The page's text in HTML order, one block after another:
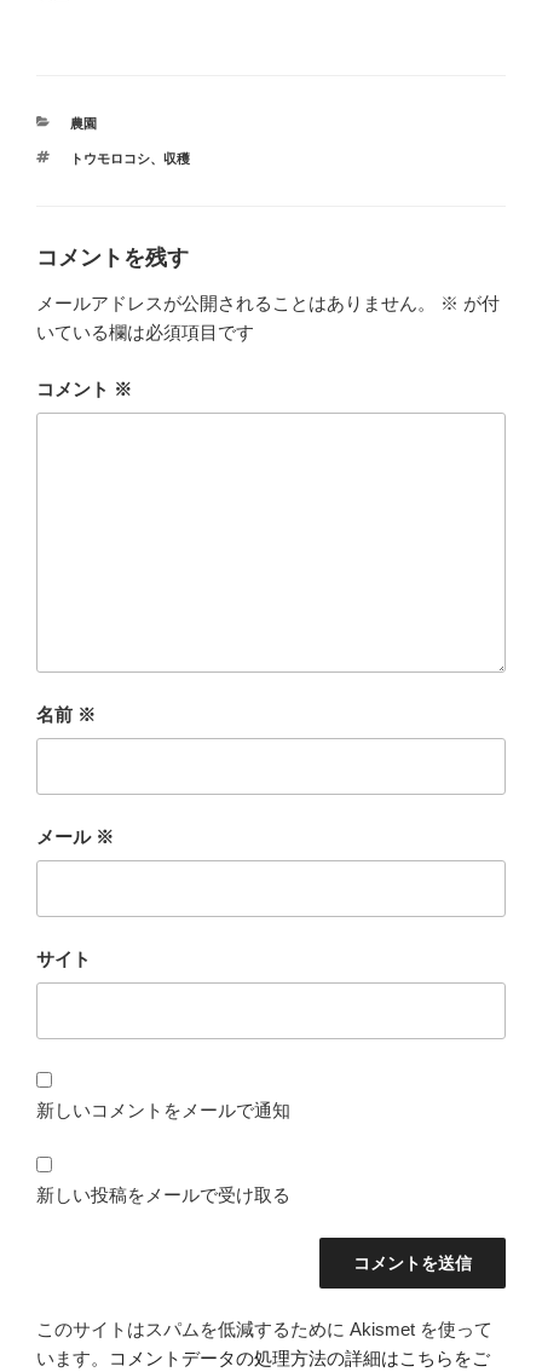
カ
ゴ
農園
タ
トウモロコシ、 収穫
コメントを残す
メールアドレスが公開されることはありません。 ※ が付
いている欄は必須項目です
コメント ※
名前 ※
メール ※
サイト
新しいコメントをメールで通知
新しい投稿をメールで受け取る
このサイトはスパムを低減するために Akismet を使って
います。
コメントデータの処理方法の詳細はこちらをご